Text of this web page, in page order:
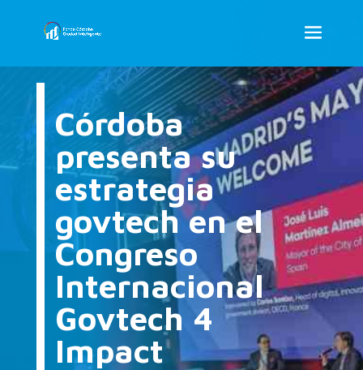
Córdoba
presenta su
estrategia
govtech en el
Congreso
Internacional
Govtech 4
Impact